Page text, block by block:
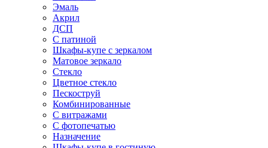
Эмаль
Акрил
ДСП
С патиной
Шкафы-купе с зеркалом
Матовое зеркало
Стекло
Цветное стекло
Пескоструй
Комбинированные
С витражами
С фотопечатью
Назначение